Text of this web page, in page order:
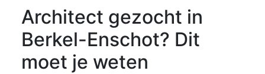
Architect gezocht in
Berkel-Enschot? Dit
moet je weten